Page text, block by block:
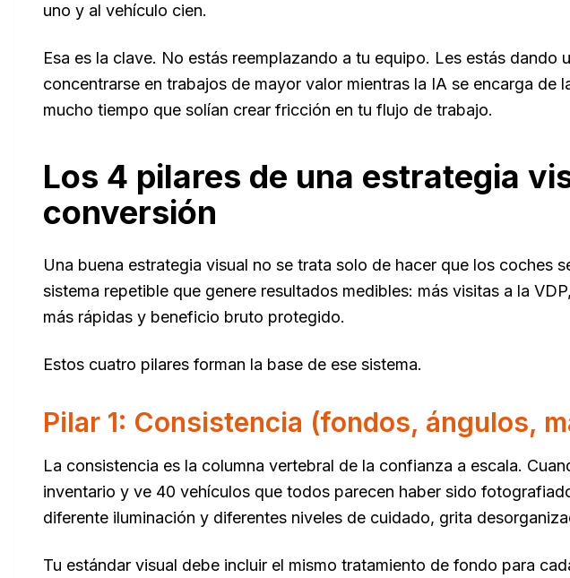
uno y al vehículo cien.
Esa es la clave. No estás reemplazando a tu equipo. Les estás dando
concentrarse en trabajos de mayor valor mientras la IA se encarga de
mucho tiempo que solían crear fricción en tu flujo de trabajo.
Los 4 pilares de una estrategia
conversión
Una buena estrategia visual no se trata solo de hacer que los coches
sistema repetible que genere resultados medibles: más visitas a la
más rápidas y beneficio bruto protegido.
Estos cuatro pilares forman la base de ese sistema.
Pilar 1: Consistencia (fondos, ángulos,
La consistencia es la columna vertebral de la confianza a escala.
inventario y ve 40 vehículos que todos parecen haber sido
diferente iluminación y diferentes niveles de cuidado, grita
Tu estándar visual debe incluir el mismo tratamiento de fondo para